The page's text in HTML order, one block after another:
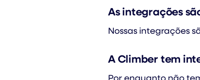
As integrações
Nossas integrações
A Climber tem
Por enquanto não